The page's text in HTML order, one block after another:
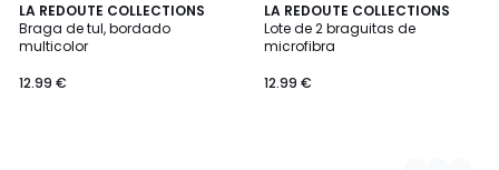
LA REDOUTE COLLECTIONS
Braga de tul, bordado
multicolor
12.99 €
LA REDOUTE COLLECTIONS
Lote de 2 braguitas de
microfibra
12.99 €
3
Colores